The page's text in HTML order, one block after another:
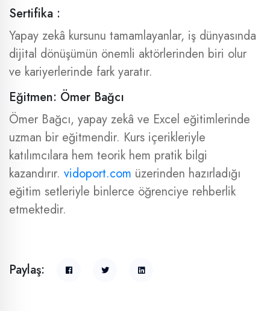
Sertifika :
Yapay zekâ kursunu tamamlayanlar, iş dünyasında
dijital dönüşümün önemli aktörlerinden biri olur
ve kariyerlerinde fark yaratır.
Eğitmen: Ömer Bağcı
Ömer Bağcı, yapay zekâ ve Excel eğitimlerinde
uzman bir eğitmendir. Kurs içerikleriyle
katılımcılara hem teorik hem pratik bilgi
kazandırır. vidoport.com üzerinden hazırladığı
eğitim setleriyle binlerce öğrenciye rehberlik
etmektedir.
Paylaş: